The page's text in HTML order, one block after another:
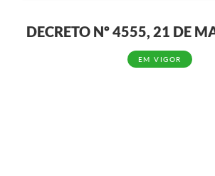
DECRETO Nº 4555, 21 DE
EM VIGOR